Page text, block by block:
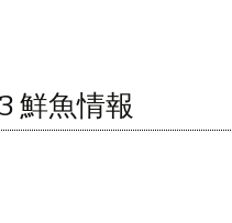
鮮魚情報